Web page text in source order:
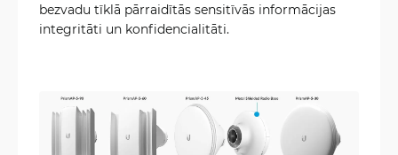
bezvadu tīklā pārraidītās sensitīvās informācijas
integritāti un konfidencialitāti.